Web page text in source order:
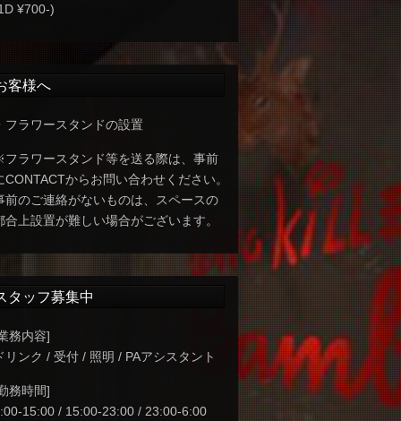
¥700-)
客様へ
フラワースタンドの設置
ラワースタンド等を送る際は、事前
CONTACTからお問い合わせください。
前のご連絡がないものは、スペースの
合上設置が難しい場合がございます。
タッフ募集中
務内容]
リンク / 受付 / 照明 / PAアシスタント
務時間]
15:00 / 15:00-23:00 / 23:00-6:00